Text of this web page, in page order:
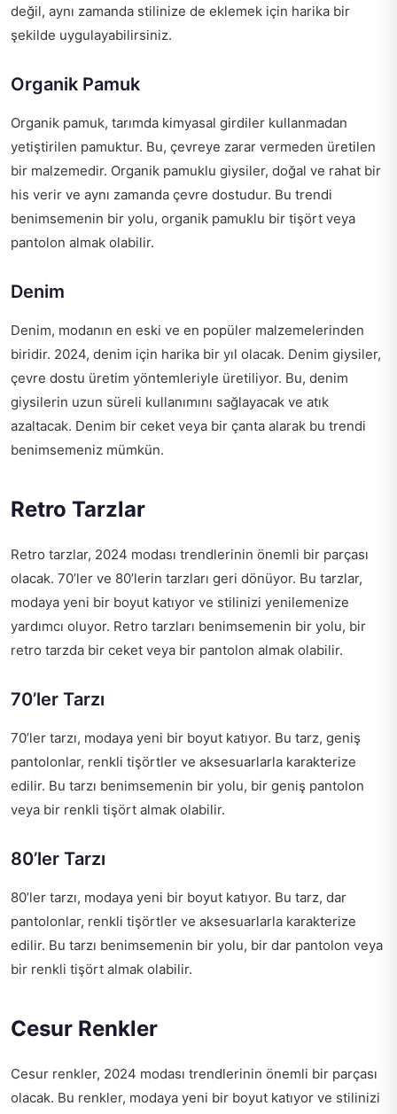
değil, aynı zamanda stilinize de eklemek için harika bir
şekilde uygulayabilirsiniz.
Organik Pamuk
Organik pamuk, tarımda kimyasal girdiler kullanmadan
yetiştirilen pamuktur. Bu, çevreye zarar vermeden üretilen
bir malzemedir. Organik pamuklu giysiler, doğal ve rahat bir
his verir ve aynı zamanda çevre dostudur. Bu trendi
benimsemenin bir yolu, organik pamuklu bir tişört veya
pantolon almak olabilir.
Denim
Denim, modanın en eski ve en popüler malzemelerinden
biridir. 2024, denim için harika bir yıl olacak. Denim giysiler,
çevre dostu üretim yöntemleriyle üretiliyor. Bu, denim
giysilerin uzun süreli kullanımını sağlayacak ve atık
azaltacak. Denim bir ceket veya bir çanta alarak bu trendi
benimsemeniz mümkün.
Retro Tarzlar
Retro tarzlar, 2024 modası trendlerinin önemli bir parçası
olacak. 70’ler ve 80’lerin tarzları geri dönüyor. Bu tarzlar,
modaya yeni bir boyut katıyor ve stilinizi yenilemenize
yardımcı oluyor. Retro tarzları benimsemenin bir yolu, bir
retro tarzda bir ceket veya bir pantolon almak olabilir.
70’ler Tarzı
70’ler tarzı, modaya yeni bir boyut katıyor. Bu tarz, geniş
pantolonlar, renkli tişörtler ve aksesuarlarla karakterize
edilir. Bu tarzı benimsemenin bir yolu, bir geniş pantolon
veya bir renkli tişört almak olabilir.
80’ler Tarzı
80’ler tarzı, modaya yeni bir boyut katıyor. Bu tarz, dar
pantolonlar, renkli tişörtler ve aksesuarlarla karakterize
edilir. Bu tarzı benimsemenin bir yolu, bir dar pantolon veya
bir renkli tişört almak olabilir.
Cesur Renkler
Cesur renkler, 2024 modası trendlerinin önemli bir parçası
olacak. Bu renkler, modaya yeni bir boyut katıyor ve stilinizi